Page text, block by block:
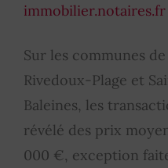
immobilier.notaires.fr
Sur les communes
Rivedoux-Plage et
Baleines, les
révélé des prix
000 €, exception